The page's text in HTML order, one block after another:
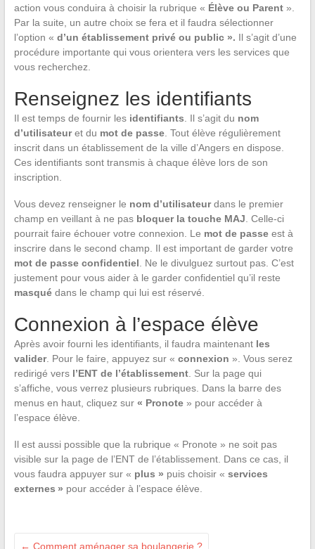
action vous conduira à choisir la rubrique « Élève ou Parent».
Par la suite, un autre choix se fera et il faudra sélectionner
l’option « d’un établissement privé ou public ». Il s’agit d’une
procédure importante qui vous orientera vers les services que
vous recherchez.
Renseignez les identifiants
Il est temps de fournir les identifiants. Il s’agit du nom
d’utilisateuret du mot de passe. Tout élève régulièrement
inscrit dans un établissement de la ville d’Angers en dispose.
Ces identifiants sont transmis à chaque élève lors de son
inscription.
Vous devez renseigner le nom d’utilisateurdans le premier
champ en veillant à ne pas bloquer la touche MAJ. Celle-ci
pourrait faire échouer votre connexion. Le mot de passeest à
inscrire dans le second champ. Il est important de garder votre
mot de passe confidentiel. Ne le divulguez surtout pas. C’est
justement pour vous aider à le garder confidentiel qu’il reste
masquédans le champ qui lui est réservé.
Connexion à l’espace élève
Après avoir fourni les identifiants, il faudra maintenant les
valider. Pour le faire, appuyez sur « connexion ». Vous serez
redirigé vers l’ENT de l’établissement. Sur la page qui
s’affiche, vous verrez plusieurs rubriques. Dans la barre des
menus en haut, cliquez sur « Pronote» pour accéder à
l’espace élève.
Il est aussi possible que la rubrique « Pronote » ne soit pas
visible sur la page de l’ENT de l’établissement. Dans ce cas, il
vous faudra appuyer sur « plus » puis choisir « services
externes » pour accéder à l’espace élève.
← Comment aménager sa boulangerie ?